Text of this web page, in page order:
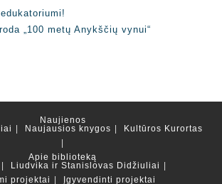
„100 metų Anykščių vynui“
Naujienos
Naujausios knygos Kultūros Kurortas
Apie biblioteką
Liudvika ir Stanislovas Didžiuliai
projektai
Įgyvendinti projektai